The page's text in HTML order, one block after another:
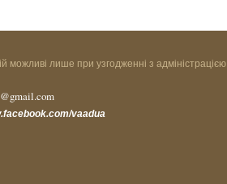
можливі лише при узгодженні з адміністрацією
vaadua